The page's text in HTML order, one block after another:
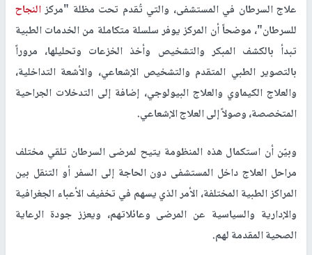
علاج السرطان في المستشفى، والتي تُقدم تحت مظلة "مركزالنجاح
للسرطان"، موضحاً أن المركز يوفر سلسلة متكاملة من الخدمات الطبية
تبدأ بالكشف المبكر والتشخيص وأخذ الخزعات وتحليلها، مروراً
بالتصوير الطبي المتقدم والتشخيص الإشعاعي، والأشعة التداخلية،
والعلاج الكيماوي والعلاج البيولوجي، إضافة إلى التدخلات الجراحية
المتخصصة، وصولاً إلى العلاج الإشعاعي.
وبيّن أن استكمال هذه المنظومة يتيح لمرضى السرطان تلقي مختلف
مراحل العلاج داخل المستشفى دون الحاجة إلى السفر أو التنقل بين
المراكز الطبية المختلفة، الأمر الذي يسهم في تخفيف الأعباء الجغرافية
والإدارية والسياسية عن المرضى وعائلاتهم، ويعزز جودة الرعاية
الصحية المقدمة لهم.